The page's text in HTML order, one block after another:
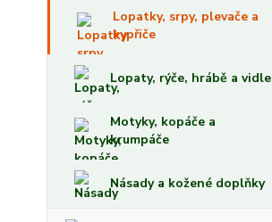
Lopatky, srpy, plevače a
kypřiče
Lopaty, rýče, hrábě a vidle
Motyky, kopáče a
krumpáče
Násady a kožené doplňky